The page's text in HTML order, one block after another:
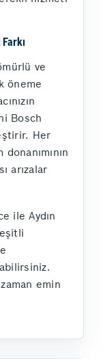
ve
öneme
Bosch
Her
arızalar
ile Aydın
emin